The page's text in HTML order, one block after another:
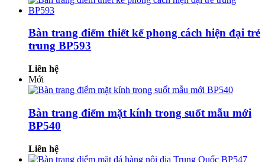
Bàn trang điểm thiết kế phong cách hiện đại trẻ
trung BP593
Liên hệ
Mới
Bàn trang điểm mặt kính trong suốt mẫu mới
BP540
Liên hệ